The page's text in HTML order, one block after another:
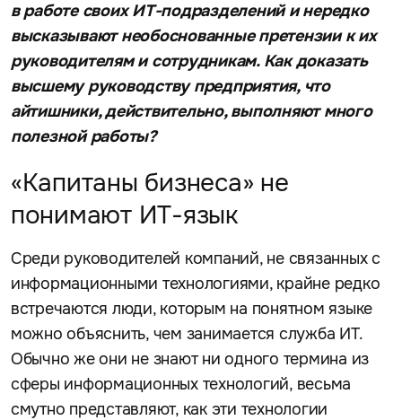
в работе своих ИТ-подразделений и нередко
высказывают необоснованные претензии к их
руководителям и сотрудникам. Как доказать
высшему руководству предприятия, что
айтишники, действительно, выполняют много
полезной работы?
«Капитаны бизнеса» не
понимают ИТ-язык
Среди руководителей компаний, не связанных с
информационными технологиями, крайне редко
встречаются люди, которым на понятном языке
можно объяснить, чем занимается служба ИТ.
Обычно же они не знают ни одного термина из
сферы информационных технологий, весьма
смутно представляют, как эти технологии